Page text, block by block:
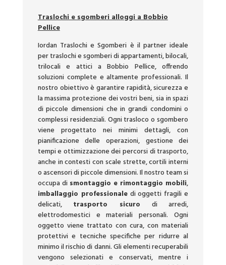
Traslochi e sgomberi alloggi a Bobbio
Pellice
Iordan Traslochi e Sgomberi è il partner ideale
per traslochi e sgomberi di appartamenti, bilocali,
trilocali e attici a Bobbio Pellice, offrendo
soluzioni complete e altamente professionali. Il
nostro obiettivo è garantire rapidità, sicurezza e
la massima protezione dei vostri beni, sia in spazi
di piccole dimensioni che in grandi condomini o
complessi residenziali. Ogni trasloco o sgombero
viene progettato nei minimi dettagli, con
pianificazione delle operazioni, gestione dei
tempi e ottimizzazione dei percorsi di trasporto,
anche in contesti con scale strette, cortili interni
o ascensori di piccole dimensioni. Il nostro team si
occupa di smontaggio e rimontaggio mobili,
imballaggio professionaledi oggetti fragili e
delicati, trasporto sicuro di arredi,
elettrodomestici e materiali personali. Ogni
oggetto viene trattato con cura, con materiali
protettivi e tecniche specifiche per ridurre al
minimo il rischio di danni. Gli elementi recuperabili
vengono selezionati e conservati, mentre i